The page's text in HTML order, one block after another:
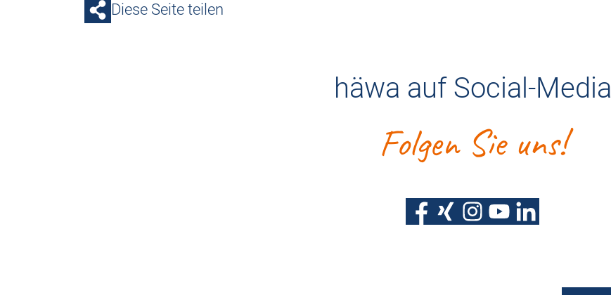
Diese Seite teilen
häwa auf Social-Media
Folgen Sie uns!